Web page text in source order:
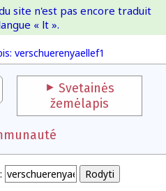
IOI
verschuerenyaellef1
site n'est pas encore traduit
« lt ».
Svetainės
žemėlapis